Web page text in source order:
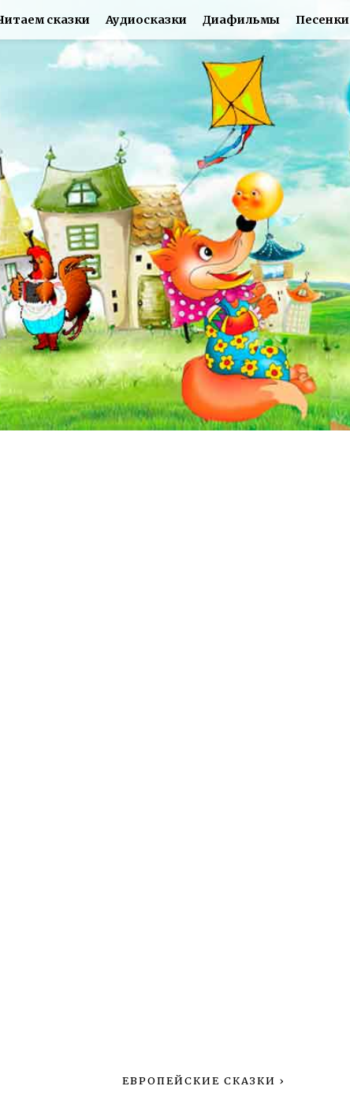
сказки Аудиосказки Диафильмы Песенки
ЕВРОПЕЙСКИЕ СКАЗКИ ›